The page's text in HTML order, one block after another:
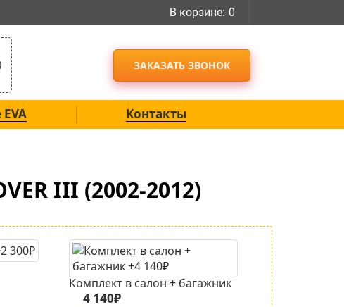
В корзине: 0
ЗАКАЗАТЬ ЗВОНОК
Контакты
III (2002-2012)
Комплект в салон + багажник
4 140₽